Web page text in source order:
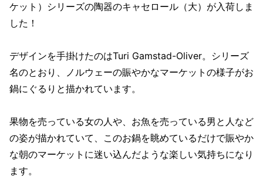
ケット）シリーズの陶器のキャセロール（大）が入荷しま
した！
デザインを手掛けたのはTuri Gamstad-Oliver。シリーズ
名のとおり、ノルウェーの賑やかなマーケットの様子がお
鍋にぐるりと描かれています。
果物を売っている女の人や、お魚を売っている男と人など
の姿が描かれていて、このお鍋を眺めているだけで賑やか
な朝のマーケットに迷い込んだような楽しい気持ちになり
ます。